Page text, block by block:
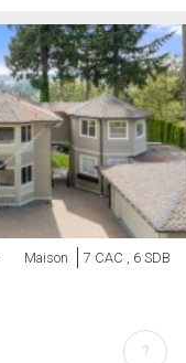
Maison 7 CAC , 6 SDB
?